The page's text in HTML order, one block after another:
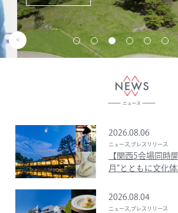
2026.08.06
ニュース,プレスリリース
【関西5会場同時
月”とともに文化体
2026.08.04
ニュース,プレスリリース